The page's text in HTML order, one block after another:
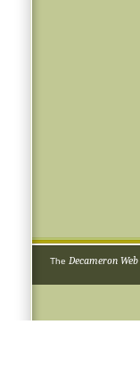
The Decameron Web